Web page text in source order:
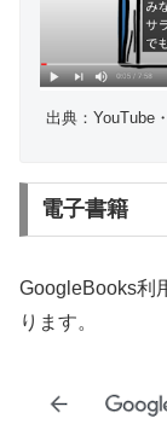
出典：YouTube
電子書籍
GoogleBooks利
ります。